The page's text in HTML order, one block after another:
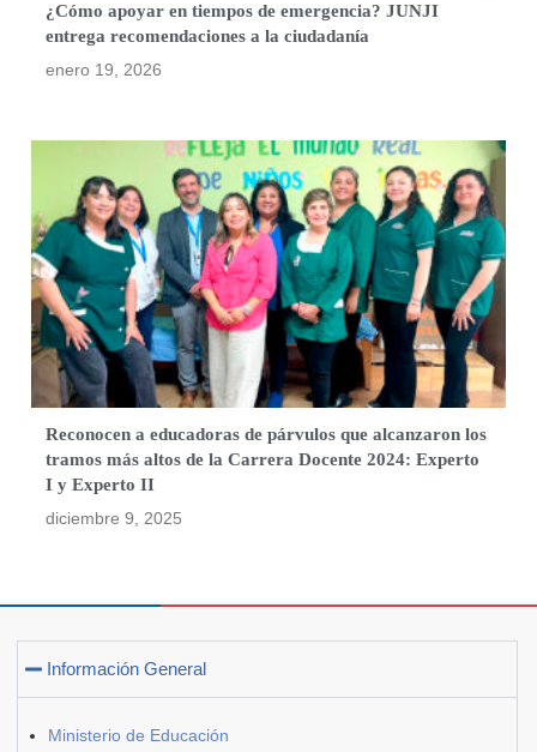
¿Cómo apoyar en tiempos de emergencia? JUNJI
entrega recomendaciones a la ciudadanía
enero 19, 2026
Reconocen a educadoras de párvulos que alcanzaron los
tramos más altos de la Carrera Docente 2024: Experto
I y Experto II
diciembre 9, 2025
Información General
Ministerio de Educación